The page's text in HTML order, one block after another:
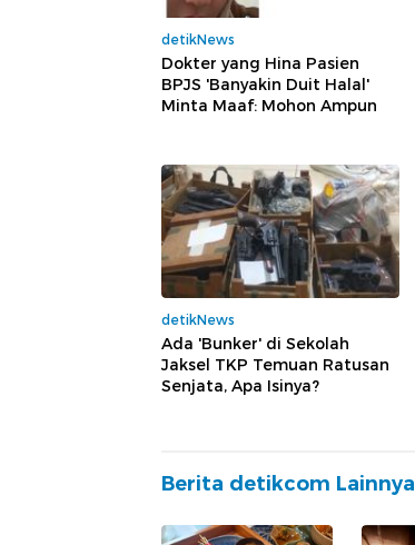
detikNews
Dokter yang Hina Pasien
BPJS 'Banyakin Duit Halal'
Minta Maaf: Mohon Ampun
detikNews
Ada 'Bunker' di Sekolah
Jaksel TKP Temuan Ratusan
Senjata, Apa Isinya?
Berita detikcom Lainnya